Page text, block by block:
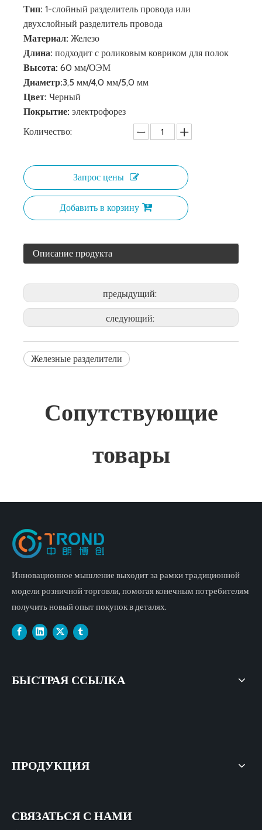
Тип: 1-слойный разделитель провода или
двухслойный разделитель провода
Материал: Железо
Длина: подходит с роликовым ковриком для полок
Высота: 60 мм/ОЭМ
Диаметр:3,5 мм/4,0 мм/5,0 мм
Цвет: Черный
Покрытие: электрофорез
Количество:
Запрос цены
Добавить в корзину
Описание продукта
предыдущий:
следующий:
Железные разделители
Сопутствующие
товары
Инновационное мышление выходит за рамки традиционной
модели розничной торговли, помогая конечным потребителям
получить новый опыт покупок в деталях.
БЫСТРАЯ ССЫЛКА
ПРОДУКЦИЯ
СВЯЗАТЬСЯ С НАМИ